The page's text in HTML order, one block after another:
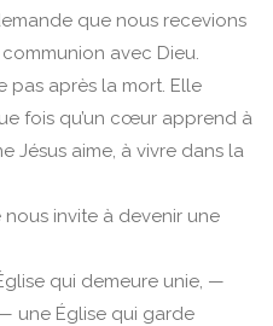
que nous recevions
avec Dieu.
pas après la mort. Elle
fois qu’un cœur apprend à
Jésus aime, à vivre dans la
invite à devenir une
qui demeure unie, —
une Église qui garde